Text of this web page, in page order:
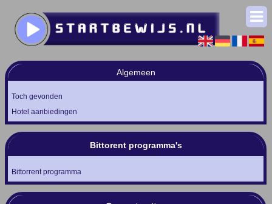
Algemeen
Toch gevonden
Hotel aanbiedingen
Bittorent programma's
Bittorrent programma